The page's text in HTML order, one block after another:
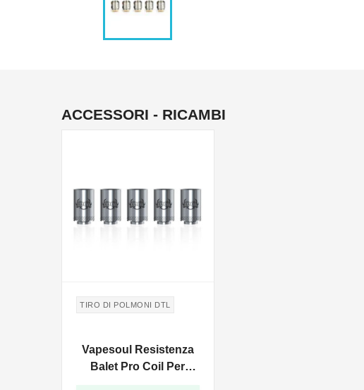
ACCESSORI - RICAMBI
TIRO DI POLMONI DTL
Vapesoul Resistenza
Balet Pro Coil Per